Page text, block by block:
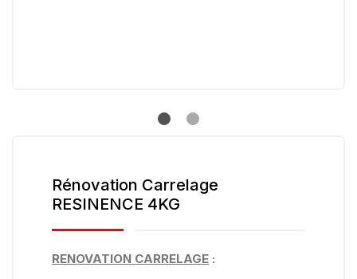
Rénovation Carrelage
RESINENCE 4KG
RENOVATION CARRELAGE :